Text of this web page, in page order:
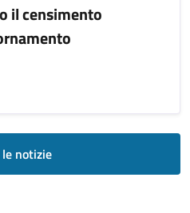
il censimento
notizie